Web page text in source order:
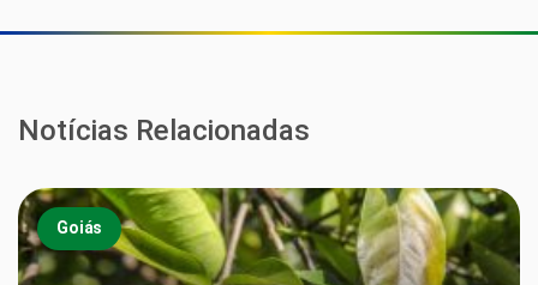
Notícias Relacionadas
Goiás